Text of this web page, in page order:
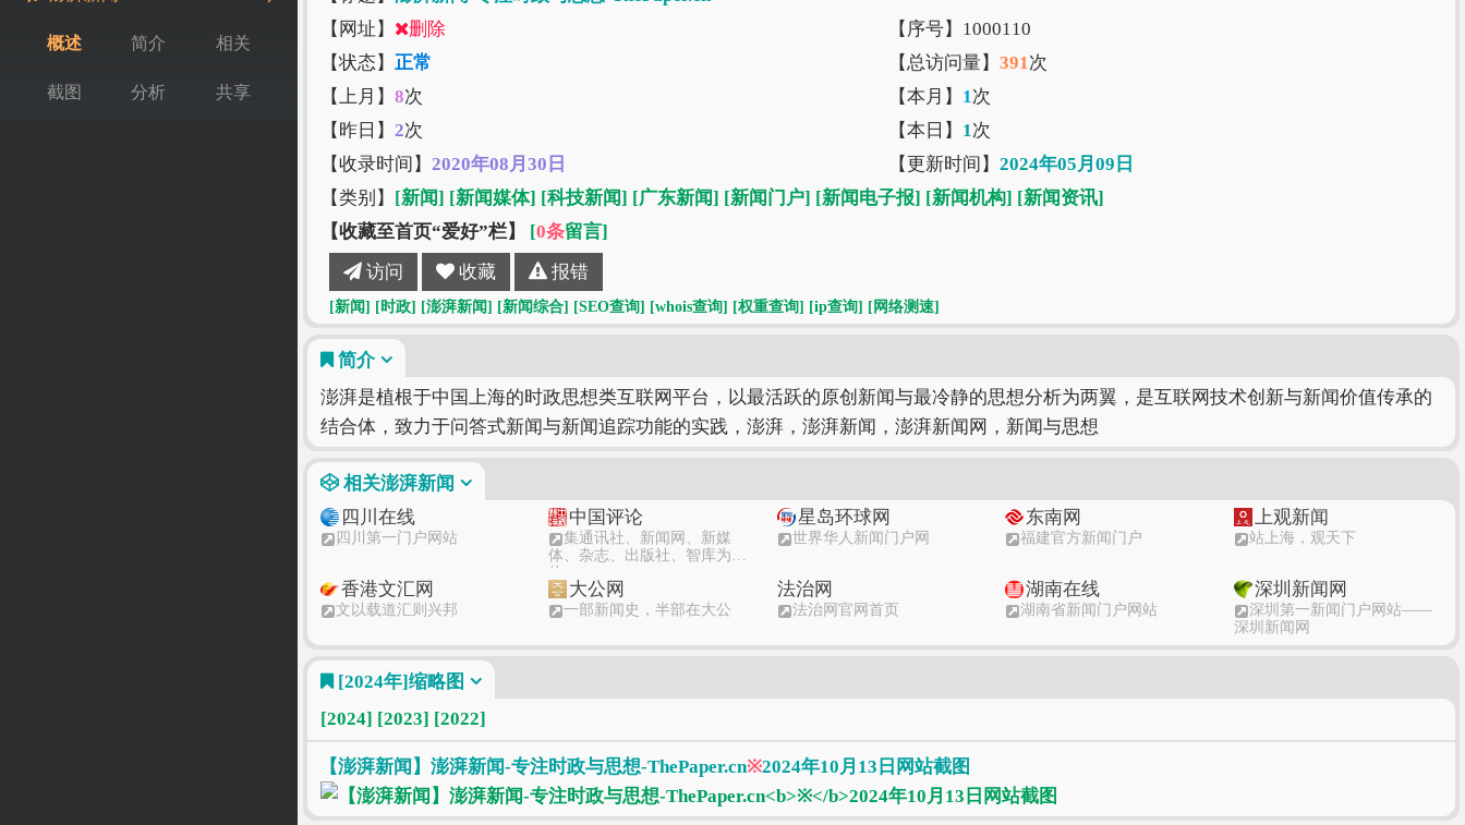
概述 简介 相关
截图 分析 共享
【网址】
删除
【序号】1000110
【状态】 正常 【总访问量】 391次
【上月】 8次 【本月】 1次
【昨日】 2次 【本日】 1次
【收录时间】 2020年08月30日 【更新时间】 2024年05月09日
【类别】 [新闻] [新闻媒体] [科技新闻] [广东新闻] [新闻门户] [新闻电子报] [新闻机构] [新闻资讯]
【收藏至首页“爱好”栏】
[0条留言]
访问 收藏 报错
[新闻] [时政] [澎湃新闻] [新闻综合] [SEO查询] [whois查询] [权重查询] [ip查询] [网络测速]
简介
澎湃是植根于中国上海的时政思想类互联网平台，以最活跃的原创新闻与最冷静的思想分析为两翼，是互联网技术创新与新闻价值传承的
结合体，致力于问答式新闻与新闻追踪功能的实践，澎湃，澎湃新闻，澎湃新闻网，新闻与思想
相关澎湃新闻
四川在线
四川第一门户网站
中国评论
集通讯社、新闻网、新媒
体、杂志、出版社、智库为一
体
星岛环球网
世界华人新闻门户网
东南网
福建官方新闻门户
上观新闻
站上海，观天下
香港文汇网
文以载道汇则兴邦
大公网
一部新闻史，半部在大公
法治网
法治网官网首页
湖南在线
湖南省新闻门户网站
深圳新闻网
深圳第一新闻门户网站——
深圳新闻网
北青网
首页_YNET北青网
门户网
央视网
央视网_世界就在眼前 人民网网上的人民日报
[2024年]缩略图
[2024] [2023] [2022]
【澎湃新闻】澎湃新闻-专注时政与思想-ThePaper.cn※2024年10月13日网站截图